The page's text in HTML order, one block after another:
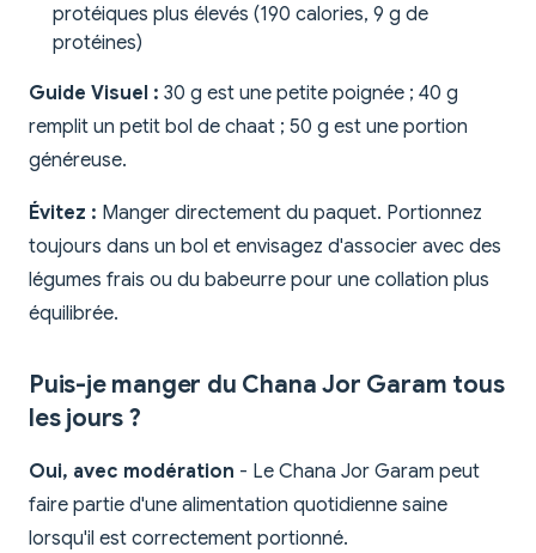
protéiques plus élevés (190 calories, 9 g de
protéines)
Guide Visuel : 30 g est une petite poignée ; 40 g
remplit un petit bol de chaat ; 50 g est une portion
généreuse.
Évitez : Manger directement du paquet. Portionnez
toujours dans un bol et envisagez d'associer avec des
légumes frais ou du babeurre pour une collation plus
équilibrée.
Puis-je manger du Chana Jor Garam tous
les jours ?
Oui, avec modération - Le Chana Jor Garam peut
faire partie d'une alimentation quotidienne saine
lorsqu'il est correctement portionné.